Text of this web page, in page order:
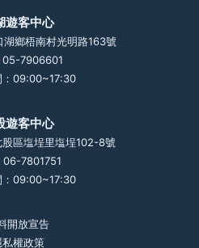
遊客中心
鄉梧南村光明路163號
05-7906601
：09:00~17:30
遊客中心
區塩埕里塩埕102-8號
06-7801751
：09:00~17:30
開放宣告
私權政策